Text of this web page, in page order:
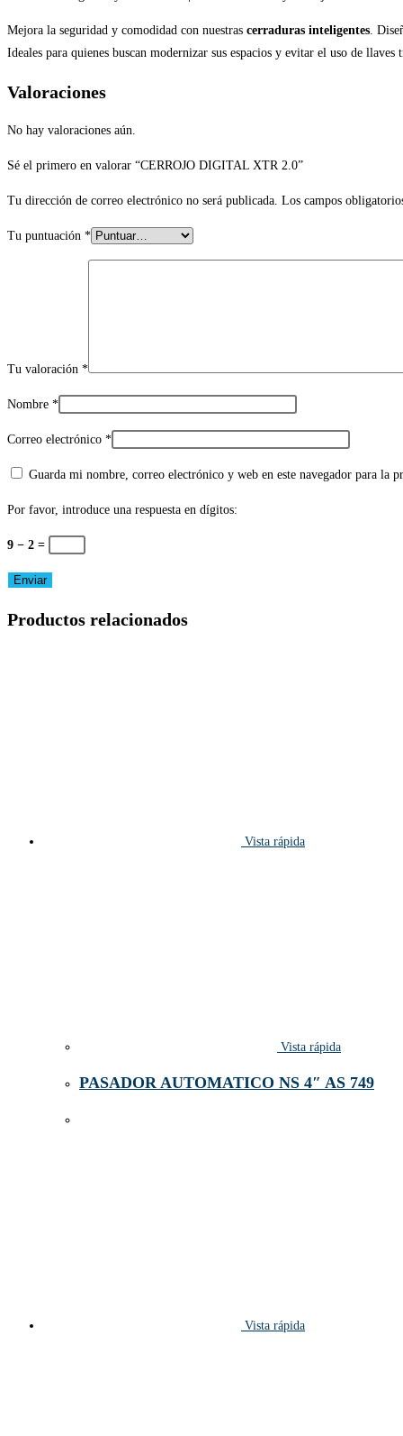
Mejora la seguridad y comodidad con nuestras cerraduras inteligentes.
Ideales para quienes buscan modernizar sus espacios y evitar el uso de
Valoraciones
No hay valoraciones aún.
Sé el primero en valorar “CERROJO DIGITAL XTR 2.0”
Tu dirección de correo electrónico no será publicada. Los campos
Tu puntuación *
Tu valoración *
Nombre *
Correo electrónico *
Guarda mi nombre, correo electrónico y web en este navegador para la
Por favor, introduce una respuesta en dígitos:
9 − 2 =
Productos relacionados
Vista rápida
Vista rápida
PASADOR AUTOMATICO NS 4″ AS 749
Vista rápida